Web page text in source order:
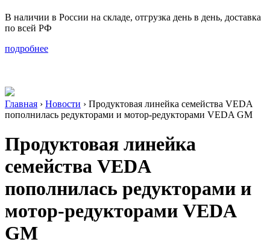
В наличии в России на складе, отгрузка день в день, доставка
по всей РФ
подробнее
Главная › Новости › Продуктовая линейка семейства VEDA
пополнилась редукторами и мотор-редукторами VEDA GM
Продуктовая линейка
семейства VEDA
пополнилась редукторами и
мотор-редукторами VEDA
GM